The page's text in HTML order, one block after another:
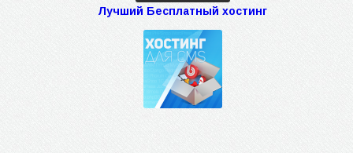
Лучший Бесплатный хостинг